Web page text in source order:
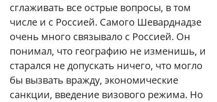
сглаживать все острые вопросы, в том
числе и с Россией. Самого Шеварднадзе
очень много связывало с Россией. Он
понимал, что географию не изменишь, и
старался не допускать ничего, что могло
бы вызвать вражду, экономические
санкции, введение визового режима. Но